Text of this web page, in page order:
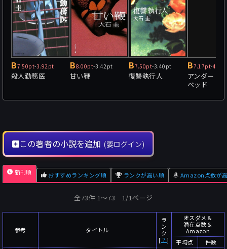
B7.50pt-3.92pt
殺人勤務医
B8.00pt-3.42pt
甘い鞭
B7.50pt-3.40pt
復讐執行人
B7.17pt-
アンダー・
ベッド
この著者の小説を追加 (要ログイン)
新刊順 おすすめランキング順 ランクが高い順 Amazon点数が
全73件 1〜73 1/1ページ
参考 タイトル
ラ
ン
ク
[ ？]
オスダメ＆
潜在点数＆
Amazon
平均点
件数